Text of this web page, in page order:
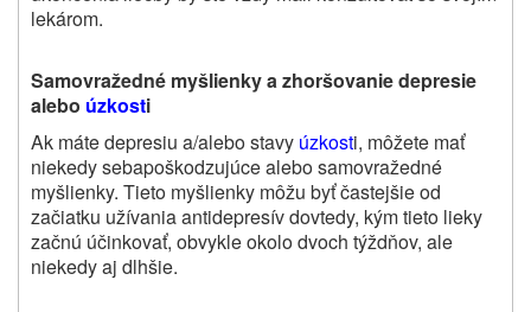
lekárom.
Samovražedné myšlienky a zhoršovanie depresie
alebo úzkosti
Ak máte depresiu a/alebo stavy úzkosti, môžete mať
niekedy sebapoškodzujúce alebo samovražedné
myšlienky. Tieto myšlienky môžu byť častejšie od
začiatku užívania antidepresív dovtedy, kým tieto lieky
začnú účinkovať, obvykle okolo dvoch týždňov, ale
niekedy aj dlhšie.